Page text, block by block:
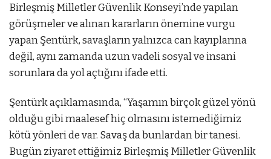
Birleşmiş Milletler Güvenlik Konseyi’nde yapılan
görüşmeler ve alınan kararların önemine vurgu
yapan Şentürk, savaşların yalnızca can kayıplarına
değil, aynı zamanda uzun vadeli sosyal ve insani
sorunlara da yol açtığını ifade etti.
Şentürk açıklamasında, “Yaşamın birçok güzel yönü
olduğu gibi maalesef hiç olmasını istemediğimiz
kötü yönleri de var. Savaş da bunlardan bir tanesi.
Bugün ziyaret ettiğimiz Birleşmiş Milletler Güvenlik